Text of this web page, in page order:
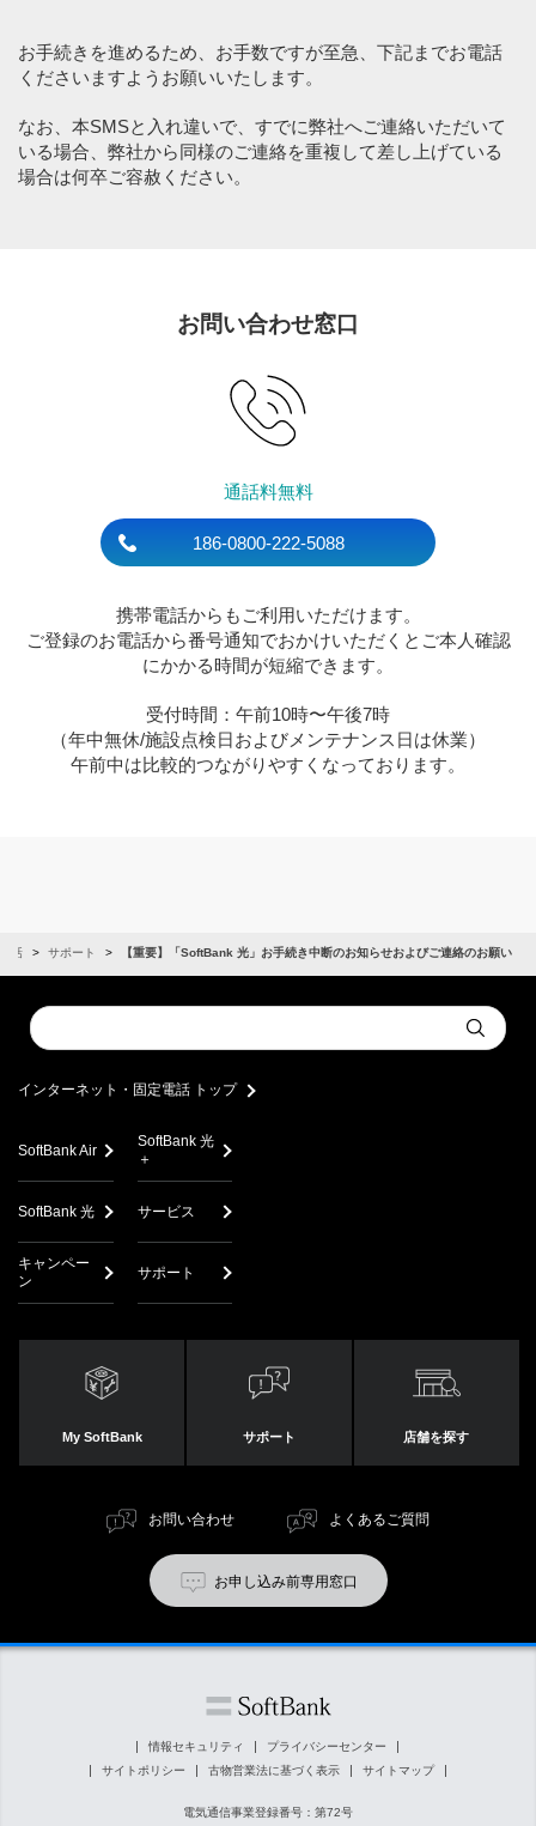
お手続きを進めるため、お手数ですが至急、下記までお電話
くださいますようお願いいたします。
なお、本SMSと入れ違いで、すでに弊社へご連絡いただいて
いる場合、弊社から同様のご連絡を重複して差し上げている
場合は何卒ご容赦ください。
お問い合わせ窓口
通話料無料
186-0800-222-5088
携帯電話からもご利用いただけます。
ご登録のお電話から番号通知でおかけいただくとご本人確認
にかかる時間が短縮できます。
受付時間：午前10時〜午後7時
（年中無休/施設点検日およびメンテナンス日は休業）
午前中は比較的つながりやすくなっております。
話 サポート 【重要】「SoftBank 光」お手続き中断のお知らせおよびご連絡のお願い
Conduct
a
Submit
インターネット・固定電話 トップ
SoftBank Air
SoftBank 光
＋
SoftBank 光 サービス
キャンペー
ン
サポート
My SoftBank サポート 店舗を探す
お問い合わせ よくあるご質問
お申し込み前専用窓口
情報セキュリティ
プライバシーセンター
サイトポリシー
古物営業法に基づく表示 サイトマップ
電気通信事業登録番号：第72号